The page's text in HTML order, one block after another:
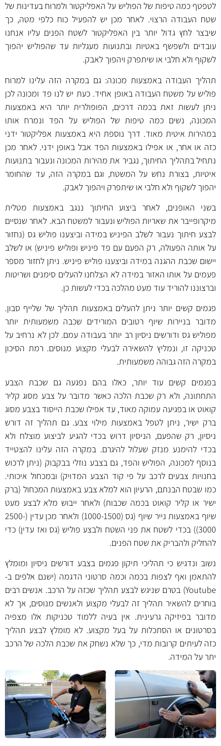
לטפטף כמה טיפות של הפוליש על האפליקטור ולמרוח בעדינות של
שטח העבודה הרצוי. לאחר מכן יש להפעיל כוח כלפי מטה, כך
שיבצר לחץ גדול יותר בין האפליקטור לשטח הפנים עליו אנחנו
עובדים ולשפשף באטיות ובתנועות מעגליות עד שהפוליש יהפוך
לשקוף ולא חלבי או שיתפרק ויהפוך לאבק.
תהליך העבודה באמצעות מכונה: גם במקרה הזה עלינו למרוח
פוליש על משטח העבודה באופן אחיד. כעת יש לנו פד ומכונה לכן
ניתן לעשות זאת בכמה דרכים, הפופולרית יותר היא באמצעות
המכונה, נשים כמה טיפות של הפוליש על הפד ונמרח אותו
במהירות איטית מאוד. דרך נוספת היא באמצעות אפליקטור ידני
כזה או אחר, או אפילו באמצעות הפד אבל באופן ידני. לאחר מכן
נתחיל בתהליך החיתוך, נגביר את מהירות המכונה ונעבור בתנועות
איטיות, בצורת נחש על המשטח, וגם במקרה הזה, עד שהחומר
יהפוך לשקוף ולא חלבי או שיתפרק ויהפוך לאבק.
בשני האופנים, לאחר ביצוע החיתוך ננגב באמצעות מטלית
מיקרופייבר את שאריות הפוליש ונעבור למשטח הבא. לאחר שנסיים
לבצע חיתוך נעבור לשלב הפיניש במידה וביצענו פוליש גס (נחזור
על אותה הפעולה, רק הפעם עם פד פיניש ופוליש פיניש) או לשלב
יישום שכבת ההגנה במידה וביצענו פוליש פיניש. ניתן לחזור מספר
פעמים על אותו האזור במידה לא הצלחנו להעלים סימנים ושריטות
וברצוננו להוריד עוד מעט מהלכה בכדי לעשות כן.
פגמים קשים יותר ניתן להעלים באמצעות תהליך של שלייף סבון.
מדובר בניירות שיוף רטובים המורידים שכבה משמעותית יותר
מפוליש גס ודורשים ניסיון רב יותר בעבודה עמם. לכן לא נרחיב על
טכניקה זו, ונמליץ להשאירה לבעלי מקצוע מנוסים. רמת הסיכון
במקרה הזה גבוהה משמעותית.
בפגמים קשים עוד יותר, כאלו בהם נפגעה גם שכבת הצבע
התחתונה, ולא רק שכבת הלכה כאשר מדובר על צבע מסוג קליר
קואוט או בפגיעה עמוקה מאוד, עד אפילו שכבת הייסוד בצבע מסוג
ברק ישיר, ניתן לטפל באמצעות מילוי צבע. גם תהליך זה דורש
ניסיון, רק שהפעם, הניסיון דרוש בכדי להגיע לביצוע מוצלח ולא
בכדי להימנע מנזק שעלול להיגרם. במקרה הזה עלינו להצטייד
בנוסף למכונה, הפוליש והפד, גם בצבע נוזלי בבקבוק (ניתן לרכוש
בחנויות צבעים לרכב על פי קוד הצבע המדויק) ובמכחול איכותי.
כמו שבטח הבנתם, הרעיון הוא למלא צבע באמצעות המכחול (ברק
ישיר או קליר קואוט בכמה שכבות) ולאחר ייבוש מלא לבצע מעט
שיוף באמצעות נייר שיוף (גס (1000-1500) ולאחר מכן עדין (2500-
3000)) בכדי לשטח את פני השטח ולבצע פוליש (גס ואז עדין) כדי
להחליק ולהבריק את שטח הפנים.
נשוב ונדגיש כי תהליכי תיקון פגמים בצבע דורשים ניסיון ומומלץ
להתאמן ואף לצפות בכמה וכמה סרטוני הדגמה (ישנם אלפים ב-
Youtube) בטרם שניגש לבצע תהליך שכזה על הרכב. אנשים רבים
בוחרים להשאיר תהליך זה לבעלי מקצוע ולאנשים מנוסים, אך לא
מדובר בפיזיקה גרעינית. אין בעיה ללמוד טכניקות אלו מצפיה
בסרטונים או הסתכלות על בעל מקצוע. לא מומלץ לבצע תהליך
כזה לעיתים קרובות מדי, כך שלא נשחק את שכבת הלכה של הרכב
יתר על המידה.